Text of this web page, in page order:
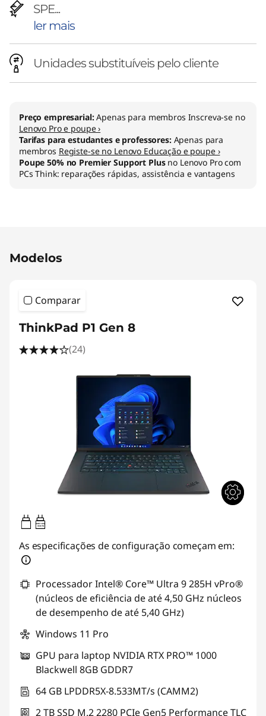
SPE...
ler mais
Unidades substituíveis pelo cliente
Preço empresarial:Apenas para membros Inscreva-se no
Lenovo Pro e poupe ›
Tarifas para estudantes e professores: Apenas para
membros Registe-se no Lenovo Educação e poupe ›
Poupe 50% no Premier Support Plusno Lenovo Pro com
PCs Think: reparações rápidas, assistência e vantagens
Modelos
Comparar
ThinkPad P1 Gen 8
(24)
140W-140W
USB PD
As especificações de configuração começam em:
Processador Intel® Core™ Ultra 9 285H vPro®
(núcleos de eficiência de até 4,50 GHz núcleos
de desempenho de até 5,40 GHz)
Windows 11 Pro
GPU para laptop NVIDIA RTX PRO™ 1000
Blackwell 8GB GDDR7
64 GB LPDDR5X-8.533MT/s (CAMM2)
2 TB SSD M.2 2280 PCIe Gen5 Performance TLC